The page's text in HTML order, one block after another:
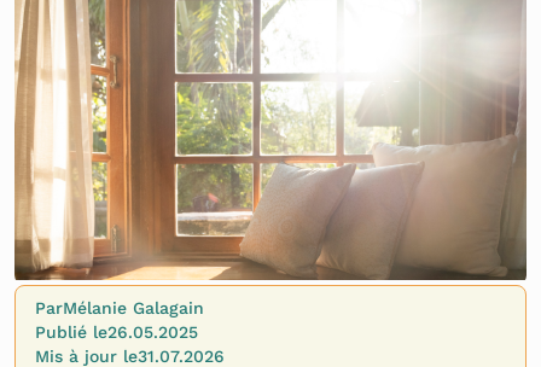
ParMélanie Galagain
Publié le26.05.2025
Mis à jour le31.07.2026